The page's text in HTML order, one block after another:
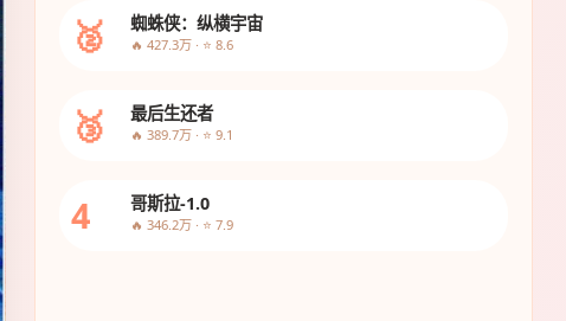
🥈 蜘蛛侠：纵横宇宙
🔥 427.3万 · ⭐ 8.6
🥉 最后生还者
🔥 389.7万 · ⭐ 9.1
4 哥斯拉-1.0
🔥 346.2万 · ⭐ 7.9